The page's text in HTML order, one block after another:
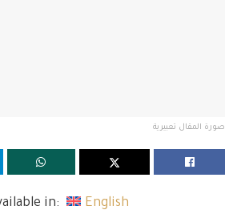
صورة المقال تعبيرية
in: English